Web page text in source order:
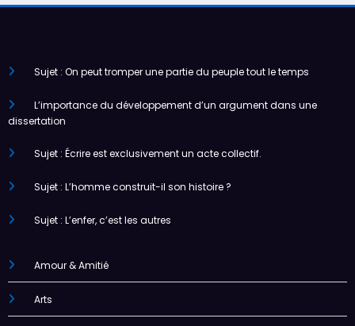
Sujet : On peut tromper une partie du peuple tout le temps
L’importance du développement d’un argument dans une
dissertation
Sujet : Écrire est exclusivement un acte collectif.
Sujet : L’homme construit-il son histoire ?
Sujet : L’enfer, c’est les autres
Amour & Amitié
Arts